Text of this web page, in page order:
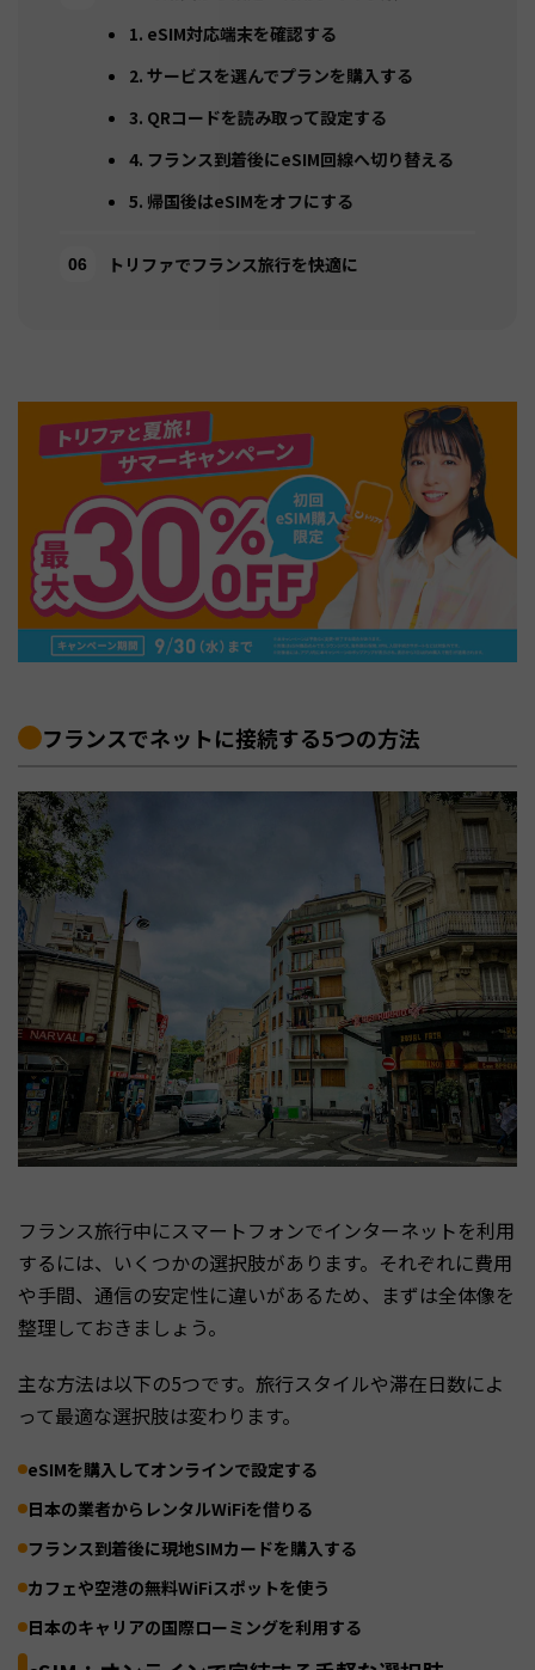
1. eSIM対応端末を確認する
2. サービスを選んでプランを購入する
3. QRコードを読み取って設定する
4. フランス到着後にeSIM回線へ切り替える
5. 帰国後はeSIMをオフにする
トリファでフランス旅行を快適に
フランスでネットに接続する5つの方法
フランス旅行中にスマートフォンでインターネットを利用
するには、いくつかの選択肢があります。それぞれに費用
や手間、通信の安定性に違いがあるため、まずは全体像を
整理しておきましょう。
主な方法は以下の5つです。旅行スタイルや滞在日数によ
って最適な選択肢は変わります。
eSIMを購入してオンラインで設定する
日本の業者からレンタルWiFiを借りる
フランス到着後に現地SIMカードを購入する
カフェや空港の無料WiFiスポットを使う
日本のキャリアの国際ローミングを利用する